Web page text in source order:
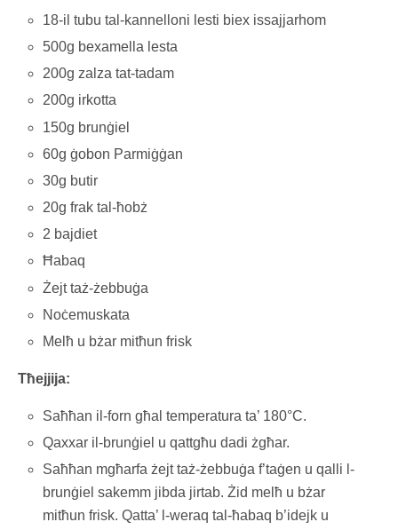
18-il tubu tal-kannelloni lesti biex issajjarhom
500g bexamella lesta
200g zalza tat-tadam
200g irkotta
150g brunġiel
60g ġobon Parmiġġan
30g butir
20g frak tal-ħobż
2 bajdiet
Ħabaq
Żejt taż-żebbuġa
Noċemuskata
Melħ u bżar mitħun frisk
Tħejjija:
Saħħan il-forn għal temperatura ta’ 180°C.
Qaxxar il-brunġiel u qattgħu dadi żgħar.
Saħħan mgħarfa żejt taż-żebbuġa f’taġen u qalli l-
brunġiel sakemm jibda jirtab. Żid melħ u bżar
mitħun frisk. Qatta’ l-weraq tal-ħabaq b’idejk u